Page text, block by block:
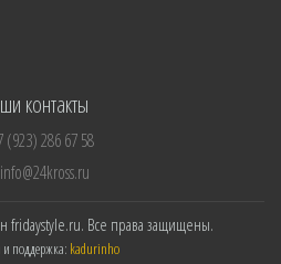
контакты
(923) 286 67 58
info@24kross.ru
fridaystyle.ru. Все права защищены.
и поддержка: kadurinho